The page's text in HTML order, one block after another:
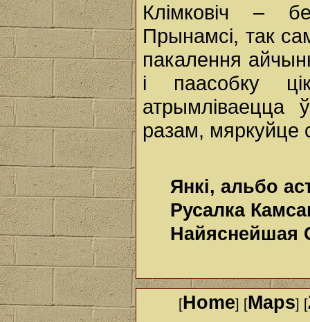
Клімковіч –
Прынамсі, так
пакалення
і паасобку
атрымліваецца
разам, мяркуйце
Янкі, альбо
Русалка
Найяснейшая
[Home] [Maps] [